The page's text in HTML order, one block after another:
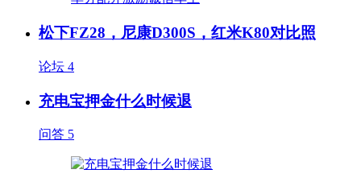
松下FZ28，尼康D300S，红米K80对比照
论坛 4
充电宝押金什么时候退
问答 5